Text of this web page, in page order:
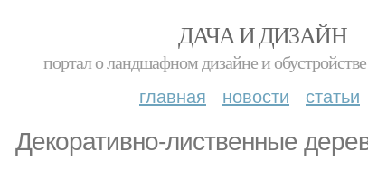
ДАЧА И ДИЗАЙН
портал о ландшафном дизайне и обустройстве
главная новости статьи
Декоративно-лиственные